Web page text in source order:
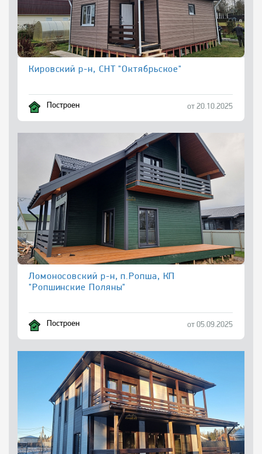
Кировский р-н, СНТ "Октябрьское"
Построен от 20.10.2025
Ломоносовский р-н, п.Ропша, КП
"Ропшинские Поляны"
Построен от 05.09.2025